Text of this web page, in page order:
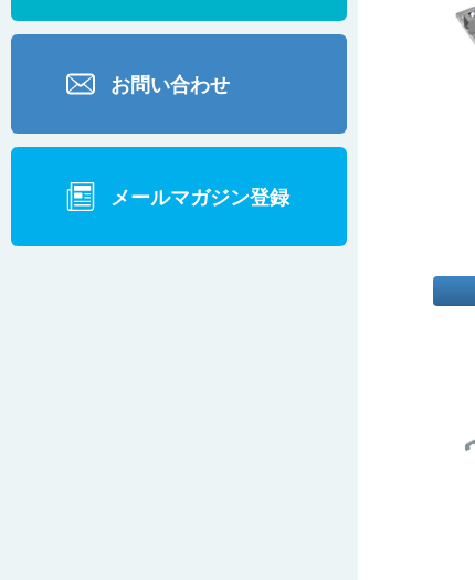
お問い合わせ
メールマガジン登録